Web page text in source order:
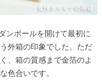
ンボールを開けて最初に
外箱の印象でした。ただ
、箱の質感まで金箔のよ
色合いです。